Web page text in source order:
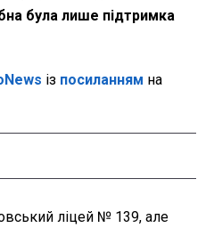
була лише підтримка
із посиланням на
ліцей № 139, але